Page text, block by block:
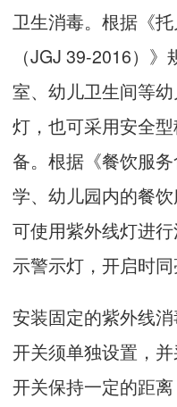
卫生消毒。根据《
（JGJ 39-2016）
室、幼儿卫生间等
灯，也可采用安全
备。根据《餐饮服
学、幼儿园内的餐
可使用紫外线灯进
示警示灯，开启时同
安装固定的紫外线
开关须单独设置，
开关保持一定的距